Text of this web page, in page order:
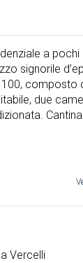
a
signorile
composto
due
Vercelli